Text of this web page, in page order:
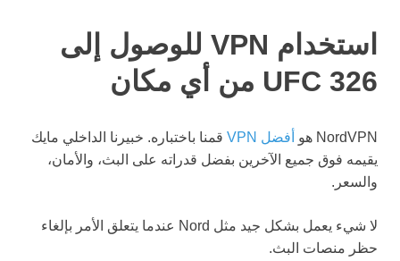
استخدام VPN للوصول إلى
UFC 326 من أي مكان
NordVPN هو أفضل VPN
قمنا باختباره. خبيرنا الداخلي مايك
يقيمه فوق جميع الآخرين بفضل قدراته على البث، والأمان،
والسعر.
لا شيء يعمل بشكل جيد مثل Nord عندما يتعلق الأمر بإلغاء
حظر منصات البث.